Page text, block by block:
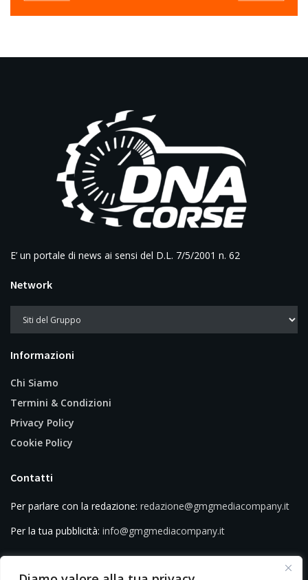
E’ un portale di news ai sensi del D.L. 7/5/2001 n. 62
Network
Informazioni
Chi Siamo
Termini & Condizioni
Privacy Policy
Cookie Policy
Contatti
Per parlare con la redazione: redazione@gmgmediacompany.it
Per la tua pubblicità: info@gmgmediacompany.it